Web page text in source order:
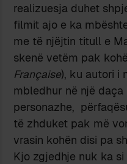
realizuesja duhet
filmit ajo e ka
me të njëjtin titull e
skenë vetëm pak
Française), ku autori i
mbledhur në një
personazhe,
të zhduket pak më
vrasin kohën disi pa
Kjo zgjedhje nuk ka